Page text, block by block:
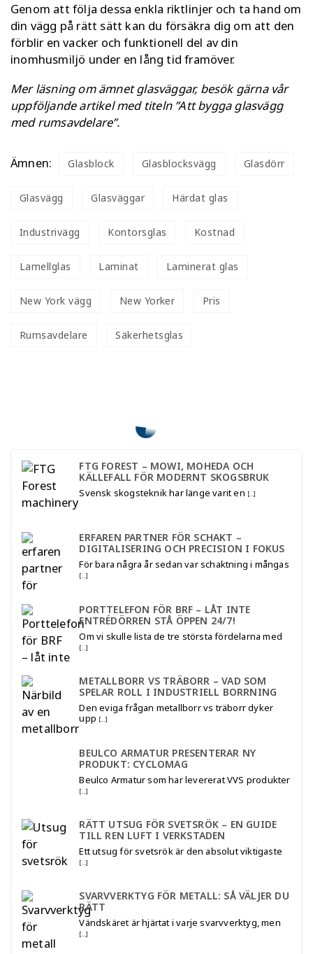
Genom att följa dessa enkla riktlinjer och ta hand om
din vägg på rätt sätt kan du försäkra dig om att den
förblir en vacker och funktionell del av din
inomhusmiljö under en lång tid framöver.
Mer läsning om ämnet glasväggar, besök gärna vår
uppföljande artikel med titeln ”Attbygga glasvägg
med rumsavdelare”.
Ämnen: Glasblock Glasblocksvägg Glasdörr
Glasvägg Glasväggar Härdat glas
Industrivägg Kontorsglas Kostnad
Lamellglas Laminat Laminerat glas
New York vägg New Yorker Pris
Rumsavdelare Säkerhetsglas
FTG FOREST – MOWI, MOHEDA OCH
KÄLLEFALL FÖR MODERNT SKOGSBRUK
Svensk skogsteknik har länge varit en […]
ERFAREN PARTNER FÖR SCHAKT –
DIGITALISERING OCH PRECISION I FOKUS
För bara några år sedan var schaktning i mångas
[…]
PORTTELEFON FÖR BRF – LÅT INTE
ENTRÉDÖRREN STÅ ÖPPEN 24/7!
Om vi skulle lista de tre största fördelarna med
[…]
METALLBORR VS TRÄBORR – VAD SOM
SPELAR ROLL I INDUSTRIELL BORRNING
Den eviga frågan metallborr vs träborr dyker
upp […]
BEULCO ARMATUR PRESENTERAR NY
PRODUKT: CYCLOMAG
Beulco Armatur som har levererat VVS produkter
[…]
RÄTT UTSUG FÖR SVETSRÖK – EN GUIDE
TILL REN LUFT I VERKSTADEN
Ett utsug för svetsrök är den absolut viktigaste
[…]
SVARVVERKTYG FÖR METALL: SÅ VÄLJER DU
RÄTT
Vändskäret är hjärtat i varje svarvverktyg, men
[…]